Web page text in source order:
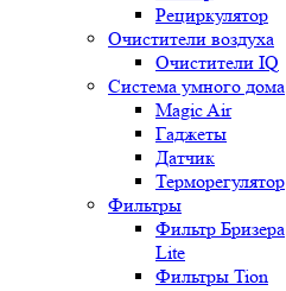
Рециркулятор
Очистители воздуха
Очистители IQ
Система умного дома
Magic Air
Гаджеты
Датчик
Терморегулятор
Фильтры
Фильтр Бризера
Lite
Фильтры Tion